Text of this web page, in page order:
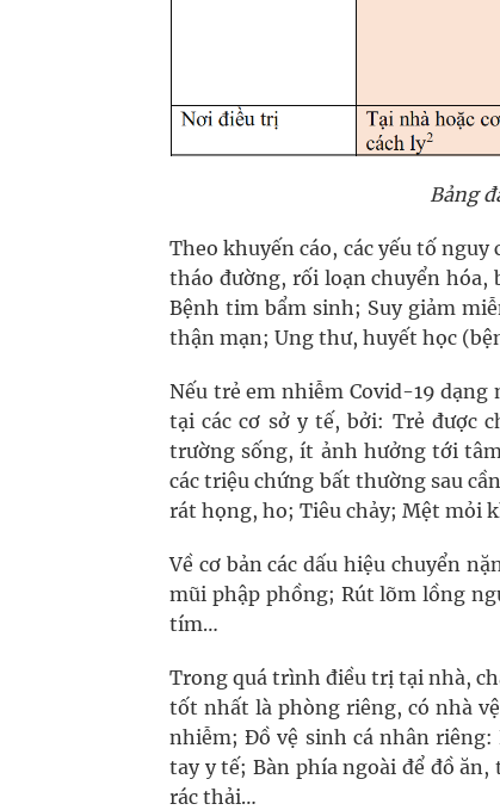
Bảng
Theo khuyến cáo, các yếu tố
tháo đường, rối loạn chuyển
Bệnh tim bẩm sinh; Suy giảm
thận mạn; Ung thư, huyết học
Nếu trẻ em nhiễm Covid-19
tại các cơ sở y tế, bởi: Trẻ được
trường sống, ít ảnh hưởng tới
các triệu chứng bất thường sau
rát họng, ho; Tiêu chảy; Mệt mỏi
Về cơ bản các dấu hiệu chuyển
mũi phập phồng; Rút lõm lồng
tím…
Trong quá trình điều trị tại nhà,
tốt nhất là phòng riêng, có nhà
nhiễm; Đồ vệ sinh cá nhân riêng:
tay y tế; Bàn phía ngoài để đồ
rác thải…